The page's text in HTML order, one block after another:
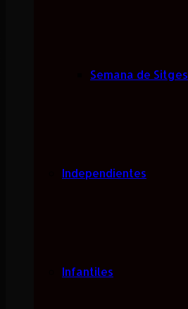
Semana de Sitges
Independientes
Infantiles